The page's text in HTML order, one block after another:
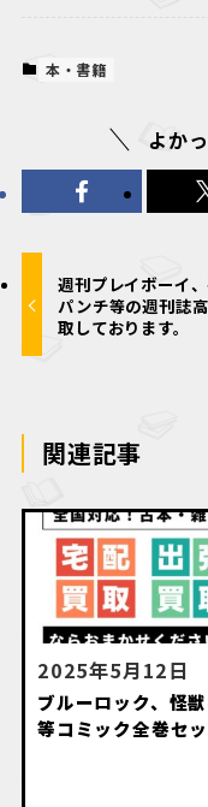
本・書籍
よか
週刊プレイボーイ
パンチ等の週刊誌
取しております。
関連記事
ブルーロック、怪
等コミック全巻セ
2025年5月12日